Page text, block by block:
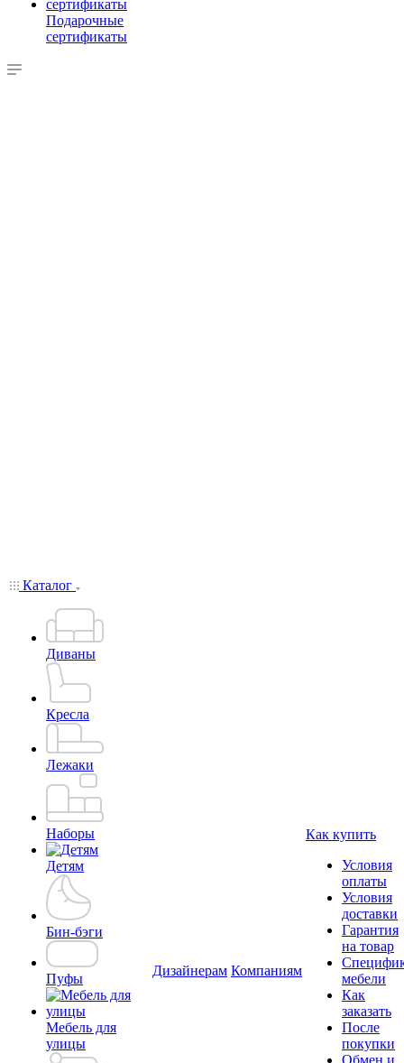
Подарочные
сертификаты
Каталог
Диваны
Кресла
Лежаки
Наборы
Детям
Бин-бэги
Пуфы
Мебель для
улицы
Дизайнерам Компаниям
Как купить
Условия
оплаты
Условия
доставки
Гарантия
на товар
мебели
Как
заказать
После
покупки
Обмен и